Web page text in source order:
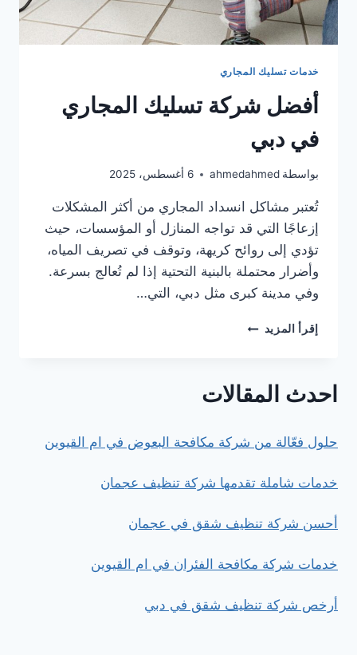
خدمات تسليك المجاري
أفضل شركة تسليك المجاري
في دبي
بواسطة ahmedahmed 6 أغسطس، 2025
تُعتبر مشاكل انسداد المجاري من أكثر المشكلات
إزعاجًا التي قد تواجه المنازل أو المؤسسات، حيث
تؤدي إلى روائح كريهة، وتوقف في تصريف المياه،
وأضرار محتملة بالبنية التحتية إذا لم تُعالج بسرعة.
وفي مدينة كبرى مثل دبي، التي…
إقرأ المزيد أفضل
في
احدث المقالات
حلول فعّالة من شركة مكافحة البعوض في ام القيوين
خدمات شاملة تقدمها شركة تنظيف عجمان
أحسن شركة تنظيف شقق في عجمان
خدمات شركة مكافحة الفئران في ام القيوين
أرخص شركة تنظيف شقق في دبي